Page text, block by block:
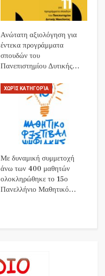
Ανώτατη αξιολόγηση για
έντεκα προγράμματα
σπουδών του
Πανεπιστημίου Δυτικής…
ΧΩΡΊΣ ΚΑΤΗΓΟΡΊΑ
Με δυναμική συμμετοχή
άνω των 400 μαθητών
ολοκληρώθηκε το 15ο
Πανελλήνιο Μαθητικό…